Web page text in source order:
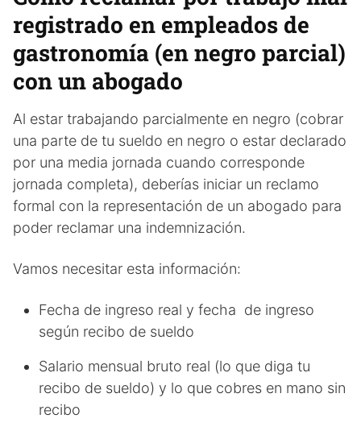
registrado en empleados de
gastronomía (en negro parcial)
con un abogado
Al estar trabajando parcialmente en negro (cobrar
una parte de tu sueldo en negro o estar declarado
por una media jornada cuando corresponde
jornada completa), deberías iniciar un reclamo
formal con la representación de un abogado para
poder reclamar una indemnización.
Vamos necesitar esta información:
Fecha de ingreso real y fecha de ingreso
según recibo de sueldo
Salario mensual bruto real (lo que diga tu
recibo de sueldo) y lo que cobres en mano sin
recibo